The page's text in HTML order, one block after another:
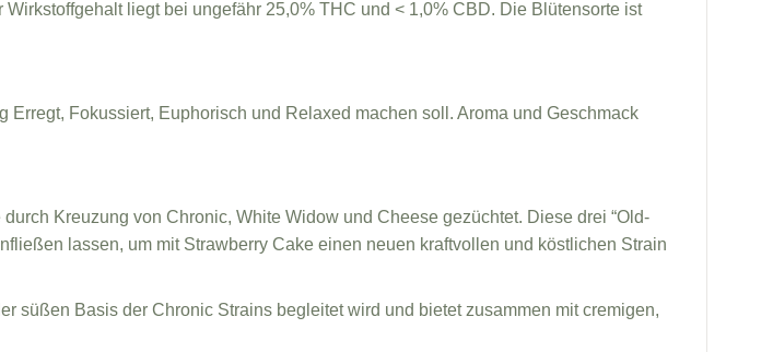
liegt bei ungefähr 25,0% THC und < 1,0% CBD. Die Blütensorte ist
Fokussiert, Euphorisch und Relaxed machen soll. Aroma und Geschmack
Kreuzung von Chronic, White Widow und Cheese gezüchtet. Diese drei “Old-
lassen, um mit Strawberry Cake einen neuen kraftvollen und köstlichen Strain
süßen Basis der Chronic Strains begleitet wird und bietet zusammen mit cremigen,